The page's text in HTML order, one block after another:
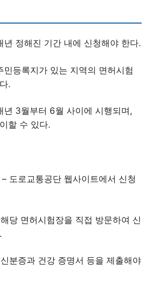
년 정해진 기간 내에 신청해야 한다.
민등록지가 있는 지역의 면허시험
.
년 3월부터 6월 사이에 시행되며,
할 수 있다.
도로교통공단 웹사이트에서 신청
당 면허시험장을 직접 방문하여 신
분증과 건강 증명서 등을 제출해야